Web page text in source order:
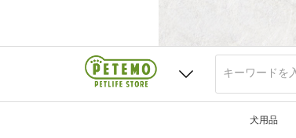
犬用品